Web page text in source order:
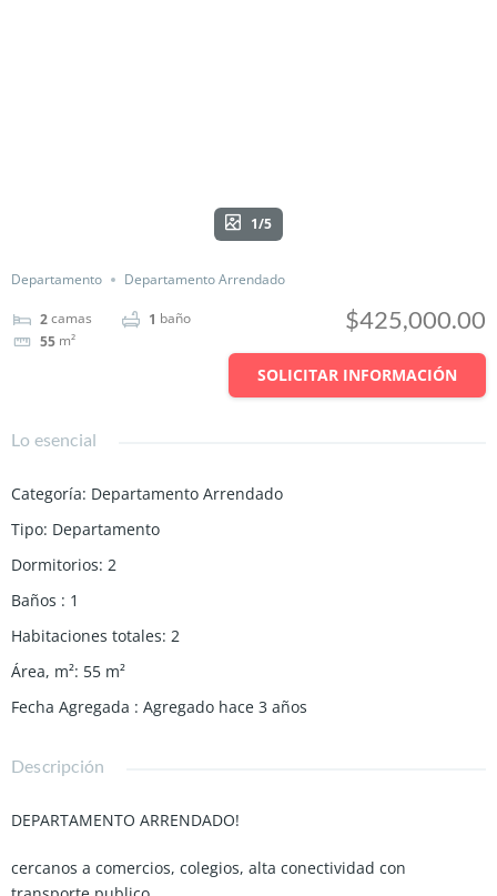
1/5
Departamento Departamento Arrendado
2camas 1 baño
55 m²
$425,000.00
SOLICITAR INFORMACIÓN
Lo esencial
Categoría: Departamento Arrendado
Tipo: Departamento
Dormitorios: 2
Baños : 1
Habitaciones totales: 2
Área, m²: 55 m²
Fecha Agregada : Agregado hace 3 años
Descripción
DEPARTAMENTO ARRENDADO!
cercanos a comercios, colegios, alta conectividad con